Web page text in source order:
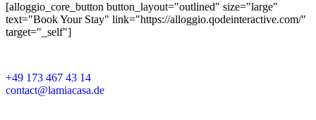
[alloggio_core_button button_layout="outlined" size="large"
text="Book Your Stay" link="https://alloggio.qodeinteractive.com/"
target="_self"]
+49 173 467 43 14
contact@lamiacasa.de